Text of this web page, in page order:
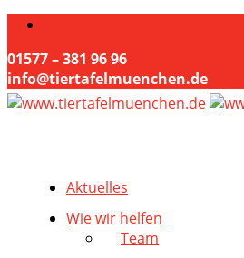
01577 – 381 96 96
info@tiertafelmuenchen.de
Aktuelles
Wie wir helfen
Team